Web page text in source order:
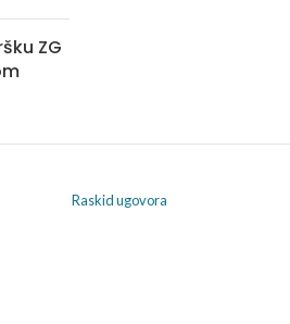
ZG
Raskid ugovora